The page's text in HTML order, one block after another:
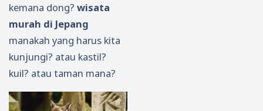
kemana dong? wisata
murah di Jepang
manakah yang harus kita
kunjungi? atau kastil?
kuil? atau taman mana?